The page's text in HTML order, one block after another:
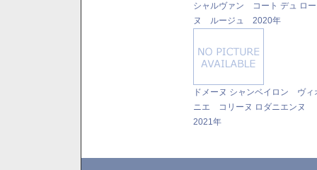
シャルヴァン コート デュ ロー
ヌ ルージュ 2020年
ドメーヌ シャンベイロン ヴィ
ニエ コリーヌ ロダニエンヌ
2021年